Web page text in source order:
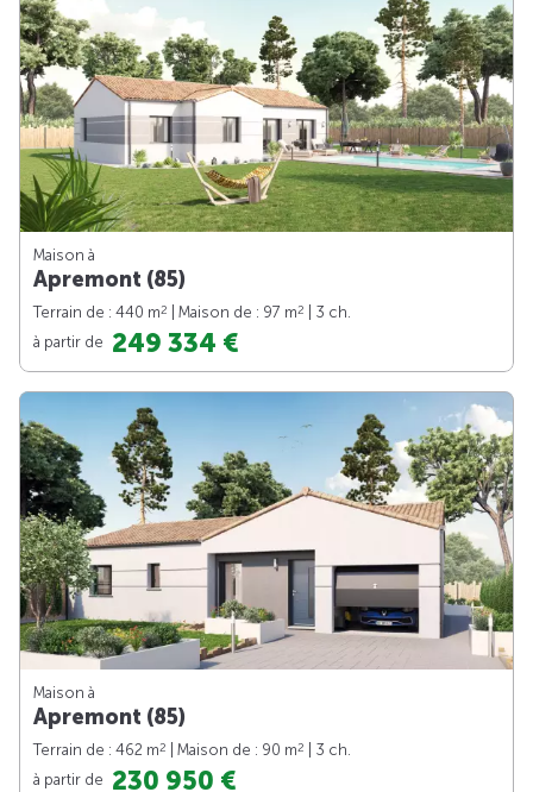
Maison à
Apremont (85)
Terrain de : 440 m2 | Maison de : 97 m2
| 3 ch.
à partir de 249 334 €
Maison à
Apremont (85)
Terrain de : 462 m2 | Maison de : 90 m2
| 3 ch.
à partir de 230 950 €